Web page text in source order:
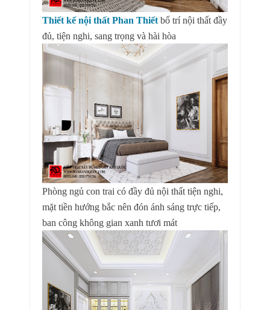
Thiết kế nội thất Phan Thiết bố trí nội thất đầy
đủ, tiện nghi, sang trọng và hài hòa
Phòng ngủ con trai có đầy đủ nội thất tiện nghi,
mặt tiền hướng bắc nên đón ánh sáng trực tiếp,
ban công không gian xanh tươi mát